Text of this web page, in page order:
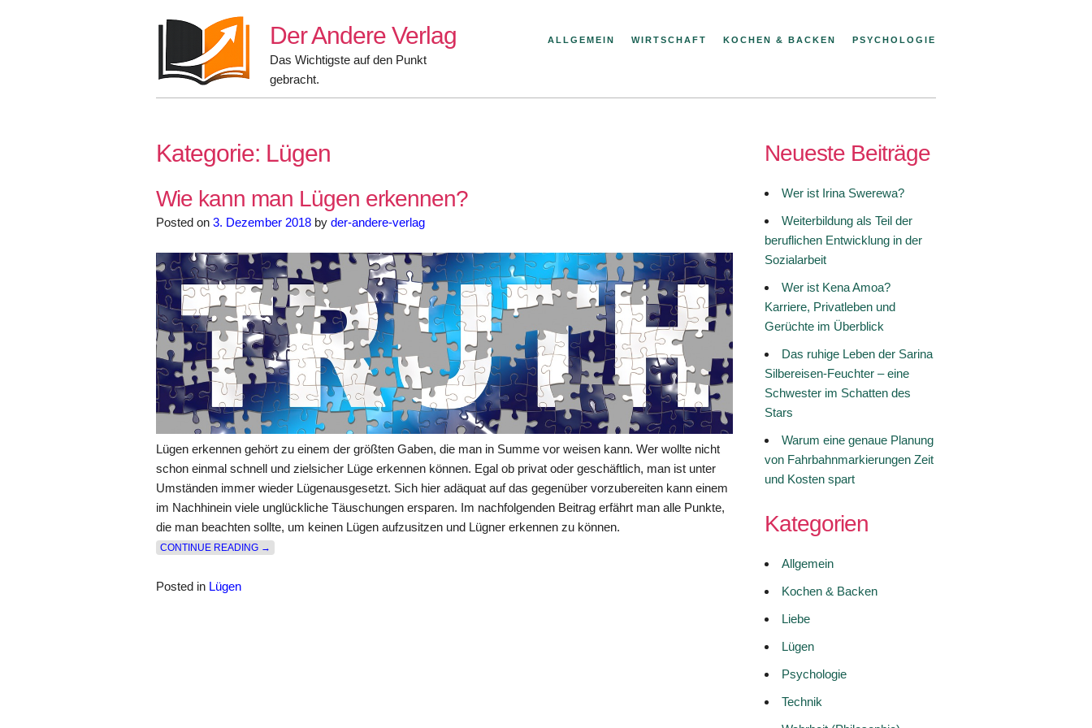
Der Andere Verlag
Das Wichtigste auf den Punkt
gebracht.
ALLGEMEIN WIRTSCHAFT KOCHEN & BACKEN PSYCHOLOGIE
Kategorie: Lügen
Wie kann man Lügen erkennen?
Posted on 3. Dezember 2018 by der-andere-verlag
Lügen erkennen gehört zu einem der größten Gaben, die man in Summe vor weisen kann. Wer wollte nicht
schon einmal schnell und zielsicher Lüge erkennen können. Egal ob privat oder geschäftlich, man ist unter
Umständen immer wieder Lügenausgesetzt. Sich hier adäquat auf das gegenüber vorzubereiten kann einem
im Nachhinein viele unglückliche Täuschungen ersparen. Im nachfolgenden Beitrag erfährt man alle Punkte,
die man beachten sollte, um keinen Lügen aufzusitzen und Lügner erkennen zu können.
CONTINUE READING„WIE KANN MAN LÜGEN ERKENNEN?“
→
Posted in Lügen
Neueste Beiträge
Wer ist Irina Swerewa?
Weiterbildung als Teil der
beruflichen Entwicklung in der
Sozialarbeit
Wer ist Kena Amoa?
Karriere, Privatleben und
Gerüchte im Überblick
Das ruhige Leben der Sarina
Silbereisen-Feuchter – eine
Schwester im Schatten des
Stars
Warum eine genaue Planung
von Fahrbahnmarkierungen Zeit
und Kosten spart
Kategorien
Allgemein
Kochen & Backen
Liebe
Lügen
Psychologie
Technik